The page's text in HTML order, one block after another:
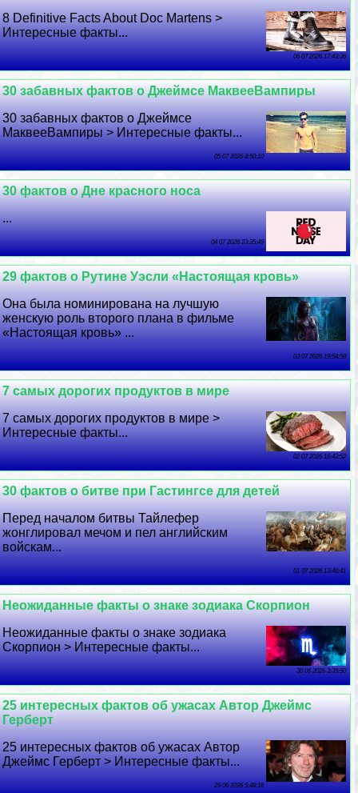
8 Definitive Facts About Doc Martens >
Интересные факты...
06 07 2026 17:43:36
30 забавных фактов о Джеймсе МаквееВампиры
30 забавных фактов о Джеймсе
МаквееВампиры > Интересные факты...
05 07 2026 8:50:10
30 фактов о Дне красного носа
...
04 07 2026 23:35:49
29 фактов о Рутине Уэсли «Настоящая кровь»
Она была номинирована на лучшую
женскую роль второго плана в фильме
«Настоящая кровь» ...
03 07 2026 19:54:58
7 самых дорогих продуктов в мире
7 самых дорогих продуктов в мире >
Интересные факты...
02 07 2026 16:43:52
30 фактов о битве при Гастингсе для детей
Перед началом битвы Тайлефер
жонглировал мечом и пел английским
войскам...
01 07 2026 13:48:41
Неожиданные факты о знаке зодиака Скорпион
Неожиданные факты о знаке зодиака
Скорпион > Интересные факты...
30 06 2026 3:39:50
25 интересных фактов об ужасах Автор Джеймс
Герберт
25 интересных фактов об ужасах Автор
Джеймс Герберт > Интересные факты...
29 06 2026 5:48:16